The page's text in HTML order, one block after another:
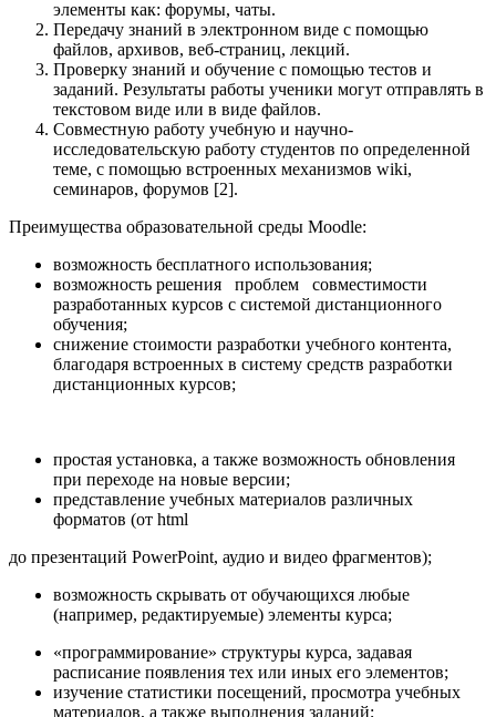
элементы как: форумы, чаты.
Передачу знаний в электронном виде с помощью
файлов, архивов, веб-страниц, лекций.
Проверку знаний и обучение с помощью тестов и
заданий. Результаты работы ученики могут отправлять в
текстовом виде или в виде файлов.
Совместную работу учебную и научно-
исследовательскую работу студентов по определенной
теме, с помощью встроенных механизмов wiki,
семинаров, форумов [2].
Преимущества образовательной среды Moodle:
возможность бесплатного использования;
возможность решения проблем совместимости
разработанных курсов с системой дистанционного
обучения;
снижение стоимости разработки учебного контента,
благодаря встроенных в систему средств разработки
дистанционных курсов;
простая установка, а также возможность обновления
при переходе на новые версии;
представление учебных материалов различных
форматов (от html
до презентаций PowerPoint, аудио и видео фрагментов);
возможность скрывать от обучающихся любые
(например, редактируемые) элементы курса;
«программирование» структуры курса, задавая
расписание появления тех или иных его элементов;
изучение статистики посещений, просмотра учебных
материалов, а также выполнения заданий;